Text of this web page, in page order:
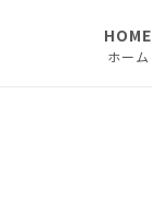
HOME
ホーム